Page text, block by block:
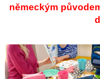
německým